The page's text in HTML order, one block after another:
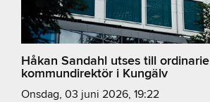
Håkan Sandahl utses till ordinarie
kommundirektör i Kungälv
onsdag, 03 juni 2026, 19:22